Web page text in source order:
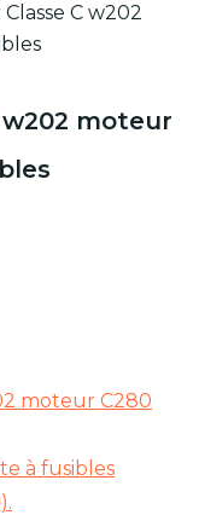
C w202
w202 moteur
moteur C280
à fusibles